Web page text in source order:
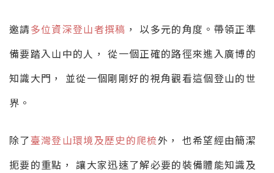
邀請多位資深登山者撰稿 ， 以多元的角度。帶領正準
備要踏入山中的人， 從一個正確的路徑來進入廣博的
知識大門， 並從一個剛剛好的視角觀看這個登山的世
界。
除了臺灣登山環境及歷史的爬梳外， 也希望經由簡潔
扼要的重點， 讓大家迅速了解必要的裝備體能知識及